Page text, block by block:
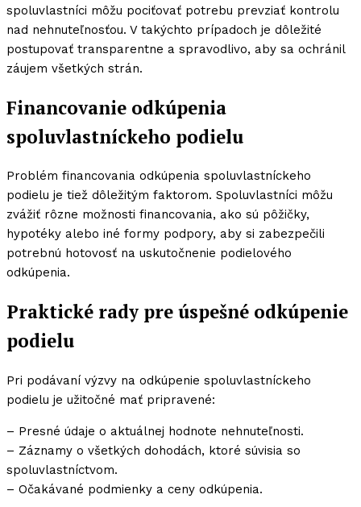
spoluvlastníci môžu pociťovať potrebu prevziať kontrolu
nad nehnuteľnosťou. V takýchto prípadoch je dôležité
postupovať transparentne a spravodlivo, aby sa ochránil
záujem všetkých strán.
Financovanie odkúpenia
spoluvlastníckeho podielu
Problém financovania odkúpenia spoluvlastníckeho
podielu je tiež dôležitým faktorom. Spoluvlastníci môžu
zvážiť rôzne možnosti financovania, ako sú pôžičky,
hypotéky alebo iné formy podpory, aby si zabezpečili
potrebnú hotovosť na uskutočnenie podielového
odkúpenia.
Praktické rady pre úspešné odkúpenie
podielu
Pri podávaní výzvy na odkúpenie spoluvlastníckeho
podielu je užitočné mať pripravené:
– Presné údaje o aktuálnej hodnote nehnuteľnosti.
– Záznamy o všetkých dohodách, ktoré súvisia so
spoluvlastníctvom.
– Očakávané podmienky a ceny odkúpenia.